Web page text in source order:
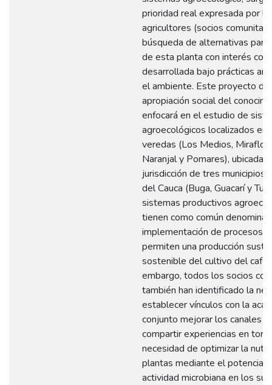
prioridad real expresada por
agricultores (socios
búsqueda de alternativas para
de esta planta con interés
desarrollada bajo prácticas
el ambiente. Este proyecto de
apropiación social del
enfocará en el estudio de
agroecológicos localizados en
veredas (Los Medios,
Naranjal y Pomares), ubicadas
jurisdicción de tres municipios
del Cauca (Buga, Guacarí y
sistemas productivos
tienen como común
implementación de procesos
permiten una producción
sostenible del cultivo del café.
embargo, todos los socios
también han identificado la
establecer vínculos con la
conjunto mejorar los canales
compartir experiencias en
necesidad de optimizar la
plantas mediante el
actividad microbiana en los